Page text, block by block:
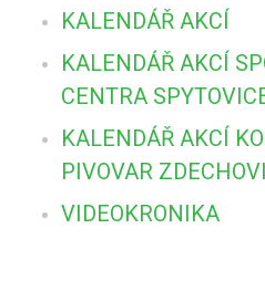
KALENDÁŘ AKCÍ
KALENDÁŘ AKCÍ
CENTRA
KALENDÁŘ AKCÍ
PIVOVAR
VIDEOKRONIKA